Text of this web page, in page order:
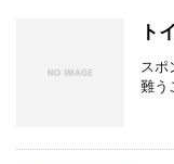
ト
スポ
難う